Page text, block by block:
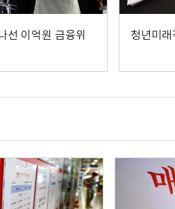
선 이억원 금융위
청년미